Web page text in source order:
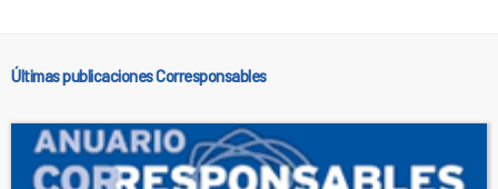
Últimas publicaciones Corresponsables